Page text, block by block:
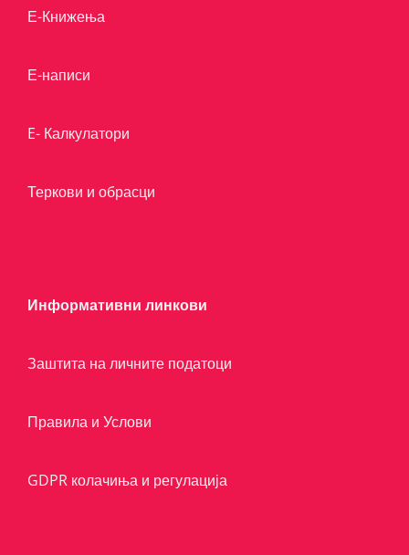
Е-Книжења
Е-написи
E- Калкулатори
Теркови и обрасци
Информативни линкови
Заштита на личните податоци
Правила и Услови
GDPR колачиња и регулација